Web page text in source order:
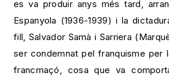
es va produir anys més tard,
Espanyola (1936-1939) i la
fill, Salvador Samà i Sarriera
ser condemnat pel franquisme per
francmaçó, cosa que va